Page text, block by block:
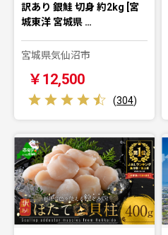
訳あり 銀鮭 切身 約2kg [宮
城東洋 宮城県 …
宮城県気仙沼市
￥12,500
(304)